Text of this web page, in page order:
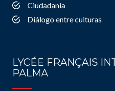
Ciudadanía
Diálogo entre culturas
LYCÉE FRANÇAIS
PALMA